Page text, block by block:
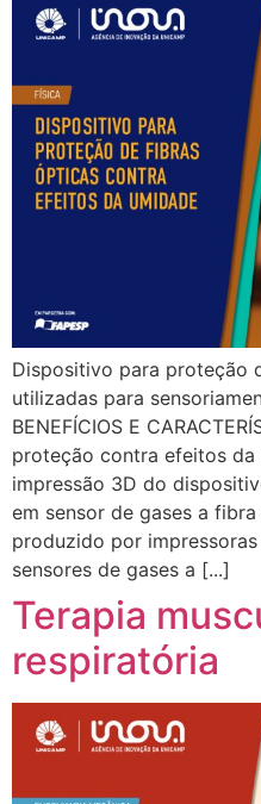
Dispositivo para proteção
utilizadas para
BENEFÍCIOS E
proteção contra efeitos
impressão 3D do
em sensor de gases a
produzido por
sensores de gases a [...]
Terapia
respiratória